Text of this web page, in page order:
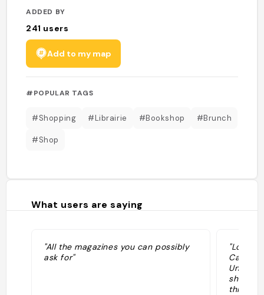
ADDED BY
241 users
Add to my map
#POPULAR TAGS
#Shopping #Librairie #Bookshop #Brunch
#Shop
What users are saying
"All the magazines you can possibly
ask for"
Under
shop is
things